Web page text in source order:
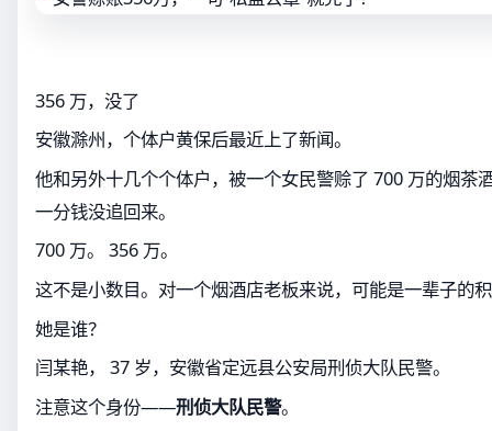
356 万，没了
安徽滁州，个体户黄保后最近上了新闻。
他和另外十几个个体户，被一个女民警赊了 700 万的烟茶
一分钱没追回来。
700 万。 356 万。
这不是小数目。对一个烟酒店老板来说，可能是一辈子的
她是谁？
闫某艳， 37 岁，安徽省定远县公安局刑侦大队民警。
注意这个身份——刑侦大队民警。